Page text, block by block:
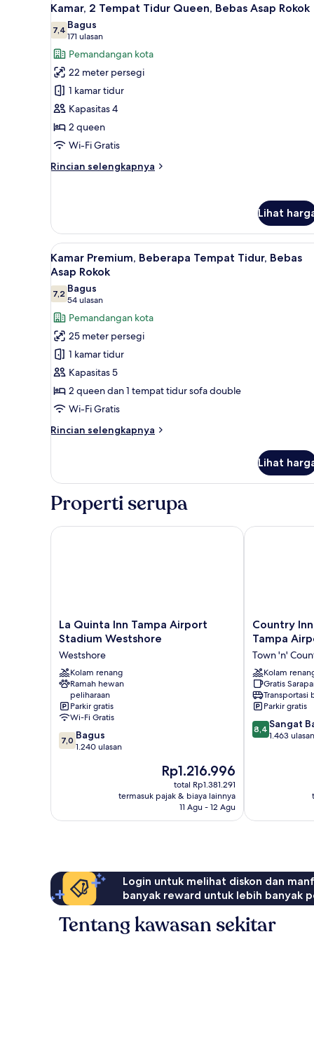
Tidur
Bebas
Asap
Rokok
semua
foto
untuk
Kamar,
2
Tempat
Tidur
Queen,
Bebas
Asap
8
Kamar, 2 Tempat Tidur Queen, Bebas Asap Rokok
7,47,4 dari 10
Bagus
171 ulasan
(171
ulasan)
Pemandangan kota
22 meter persegi
1 kamar tidur
Kapasitas 4
2 queen
Wi-Fi Gratis
Rincian selengkapnya
Rincian
2
Tempat
Tidur
Queen,
Bebas
Asap
Rokok
Lihat
Lihat
semua
foto
untuk
Kamar
Premium,
Beberapa
Tempat
Tidur,
Bebas
Asap
Rokok
Kamar Premium, Beberapa
3
Kamar Premium, Beberapa Tempat Tidur, Bebas
Asap Rokok
7,27,2 dari 10
Bagus
54 ulasan
(54
ulasan)
Pemandangan kota
25 meter persegi
1 kamar tidur
Kapasitas 5
2 queen dan 1 tempat tidur sofa double
Wi-Fi Gratis
Rincian selengkapnya
Rincian
Kamar
Beberapa
Tempat
Tidur,
Lihat
Properti serupa
La
Quinta
Tampa
Airport
Stadium
Westshore
Westshore
La Quinta Inn Tampa Airport
Stadium Westshore
Westshore
Kolam renang
Ramah hewan
peliharaan
Parkir gratis
Wi-Fi Gratis
7.0
dari
7,0 Bagus
1.240 ulasan
Harga
sekarang
Rp1.216.996
Rp1.216.996
total Rp1.381.291
termasuk pajak & biaya lainnya
11 Agu - 12 Agu
La Quinta Inn Tampa Airport Stadium Westshore
Country
Inn
Suites
by
Radisson,
Tampa
Airport
North,
FL
Country
Tampa
Town 'n'
Kolam
Gratis
Transportasi
Parkir gratis
8.4
dari
8,4 Sangat
1.463 ulasan
Country Inn
Login untuk melihat diskon dan
banyak reward untuk lebih banyak
Tentang kawasan sekitar